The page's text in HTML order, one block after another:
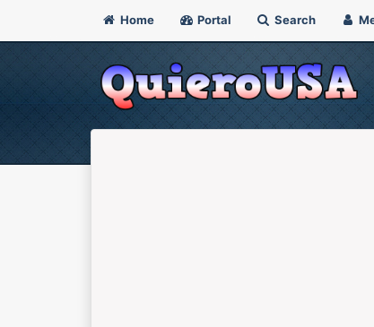
Home Portal Search